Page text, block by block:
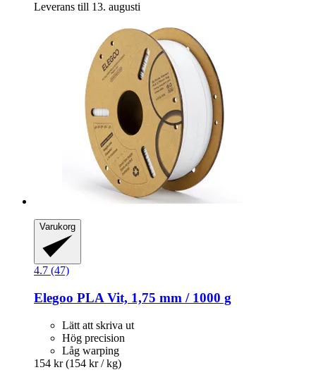
Leverans till 13. augusti
Varukorg
4.7 (47)
Elegoo PLA Vit, 1,75 mm / 1000 g
Lätt att skriva ut
Hög precision
Låg warping
154 kr (154 kr / kg)